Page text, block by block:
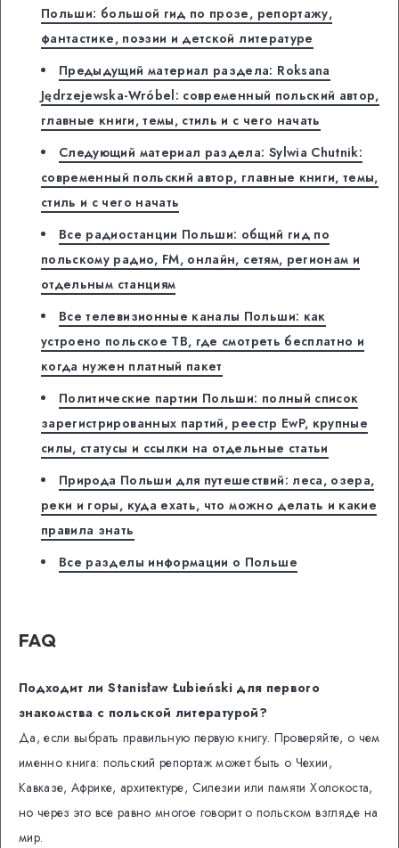
Польши: большой гид по прозе, репортажу,
фантастике, поэзии и детской литературе
Предыдущий материал раздела: Roksana
Jędrzejewska-Wróbel: современный польский автор,
главные книги, темы, стиль и с чего начать
Следующий материал раздела: Sylwia Chutnik:
современный польский автор, главные книги, темы,
стиль и с чего начать
Все радиостанции Польши: общий гид по
польскому радио, FM, онлайн, сетям, регионам и
отдельным станциям
Все телевизионные каналы Польши: как
устроено польское ТВ, где смотреть бесплатно и
когда нужен платный пакет
Политические партии Польши: полный список
зарегистрированных партий, реестр EwP, крупные
силы, статусы и ссылки на отдельные статьи
Природа Польши для путешествий: леса, озера,
реки и горы, куда ехать, что можно делать и какие
правила знать
Все разделы информации о Польше
FAQ
Подходит ли Stanisław Łubieński для первого
знакомства с польской литературой?
Да, если выбрать правильную первую книгу. Проверяйте, о чем
именно книга: польский репортаж может быть о Чехии,
Кавказе, Африке, архитектуре, Силезии или памяти Холокоста,
но через это все равно многое говорит о польском взгляде на
мир.